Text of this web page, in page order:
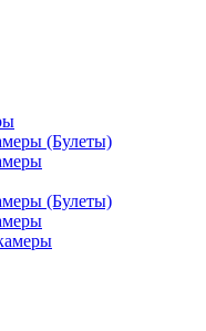
(Булеты)
(Булеты)